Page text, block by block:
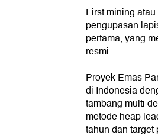
First mining
pengupasan
pertama, yang
resmi.
Proyek Emas
di Indonesia
tambang multi
metode heap
tahun dan